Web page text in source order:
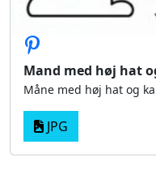
Mand med høj hat
Måne med høj hat og
JPG